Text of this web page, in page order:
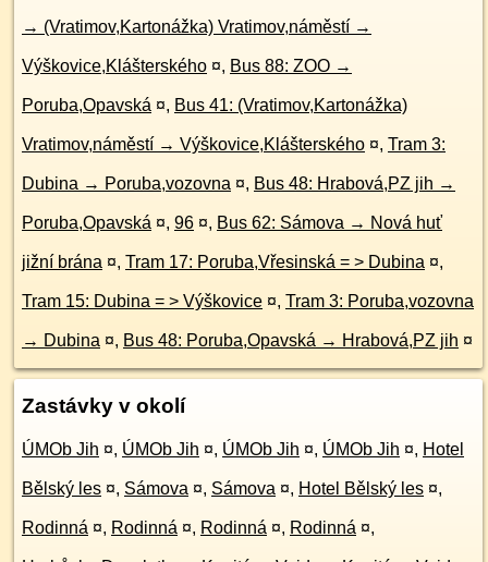
→ (Vratimov,Kartonážka) Vratimov,náměstí →
Výškovice,Klášterského ¤, Bus 88: ZOO →
Poruba,Opavská ¤, Bus 41: (Vratimov,Kartonážka)
Vratimov,náměstí → Výškovice,Klášterského ¤, Tram 3:
Dubina → Poruba,vozovna ¤, Bus 48: Hrabová,PZ jih →
Poruba,Opavská ¤, 96 ¤, Bus 62: Sámova → Nová huť
jižní brána ¤, Tram 17: Poruba,Vřesinská = > Dubina ¤,
Tram 15: Dubina = > Výškovice ¤, Tram 3: Poruba,vozovna
→ Dubina ¤, Bus 48: Poruba,Opavská → Hrabová,PZ jih ¤
Zastávky v okolí
ÚMOb Jih ¤, ÚMOb Jih ¤, ÚMOb Jih ¤, ÚMOb Jih ¤, Hotel
Bělský les ¤, Sámova ¤, Sámova ¤, Hotel Bělský les ¤,
Rodinná ¤, Rodinná ¤, Rodinná ¤, Rodinná ¤,